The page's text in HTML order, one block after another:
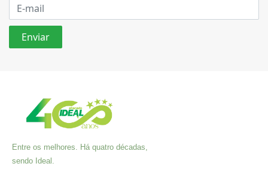
Entre os melhores. Há quatro décadas,
sendo Ideal.